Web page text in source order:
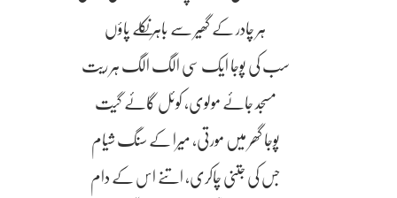
ہر چادر کے گھیر سے باہر نکلے پاؤں
سب کی پوجا ایک سی الگ الگ ہر ریت
مسجد جائے مولوی، کوئل گائے گیت
پوجا گھر میں مورتی، میرا کے سنگ شیام
جس کی جتنی چاکری، اتنے اس کے دام